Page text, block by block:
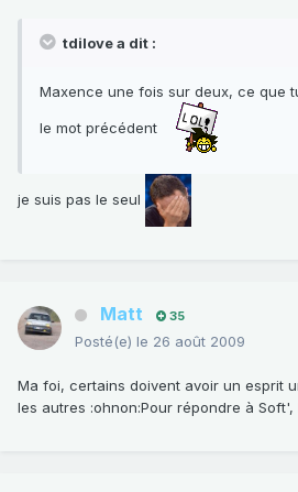
tdilove a dit :
Maxence une fois sur deux, ce que
le mot précédent
je suis pas le seul
Matt 35
Posté(e) le 26 août 2009
Ma foi, certains doivent avoir un esprit
les autres :ohnon:Pour répondre à Soft',